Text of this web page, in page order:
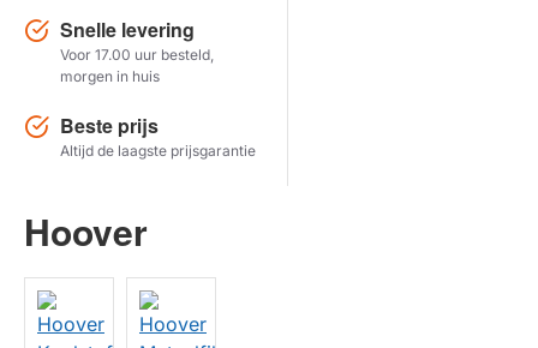
TOON PRODUCTEN
Snelle levering
Voor 17.00 uur besteld,
morgen in huis
Beste prijs
Altijd de laagste prijsgarantie
Hoover